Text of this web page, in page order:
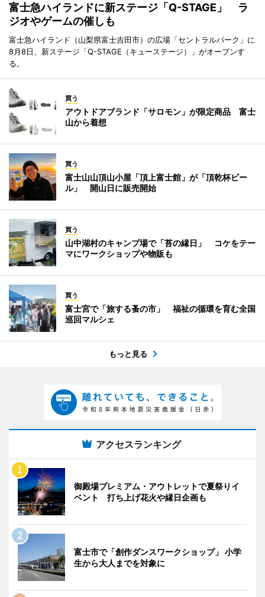
富士急ハイランドに新ステージ「Q-STAGE」 ラ
ジオやゲームの催しも
富士急ハイランド（山梨県富士吉田市）の広場「セントラルパーク」に
8月8日、新ステージ「Q-STAGE（キューステージ）」がオープンす
る。
買う
アウトドアブランド「サロモン」が限定商品 富士
山から着想
買う
富士山山頂山小屋「頂上富士館」が「頂乾杯ビー
ル」 開山日に販売開始
買う
山中湖村のキャンプ場で「苔の縁日」 コケをテー
マにワークショップや物販も
買う
富士宮で「旅する蚤の市」 福祉の循環を育む全国
巡回マルシェ
もっと見る
アクセスランキング
御殿場プレミアム・アウトレットで夏祭りイ
ベント 打ち上げ花火や縁日企画も
富士市で「創作ダンスワークショップ」 小学
生から大人までを対象に